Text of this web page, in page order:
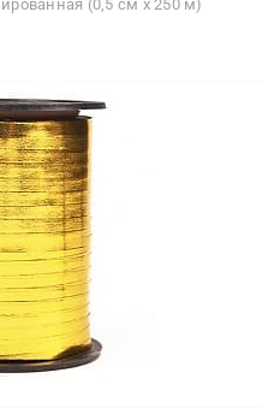
(0,5 см x 250 м)